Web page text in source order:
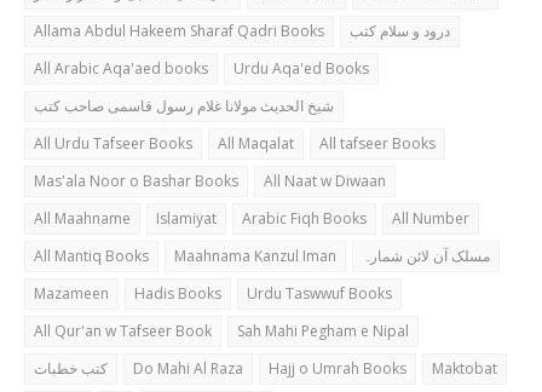
Allama Abdul Hakeem Sharaf Qadri Books
درود و سلام کتب
All Arabic Aqa'aed books
Urdu Aqa'ed Books
شیخ الحدیث مولانا غلام رسول قاسمی صاحب کتب
All Urdu Tafseer Books
All Maqalat
All tafseer Books
Mas'ala Noor o Bashar Books
All Naat w Diwaan
All Maahname
Islamiyat Arabic Fiqh Books
All Number
All Mantiq Books
Maahnama Kanzul Iman
مسلک آن لائن شمارہ
Mazameen
Hadis Books
Urdu Taswwuf Books
All Qur'an w Tafseer Book
Sah Mahi Pegham e Nipal
کتب خطبات
Do Mahi Al Raza Hajj o Umrah Books
Maktobat